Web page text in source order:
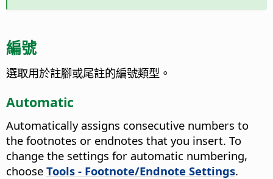
編號
選取用於註腳或尾註的編號類型。
Automatic
Automatically assigns consecutive numbers to
the footnotes or endnotes that you insert. To
change the settings for automatic numbering,
choose Tools - Footnote/Endnote Settings.